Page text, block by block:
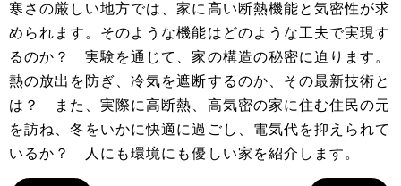
寒さの厳しい地方では、家に高い断熱機能と気密性が求
められます。そのような機能はどのような工夫で実現す
るのか？ 実験を通じて、家の構造の秘密に迫ります。
熱の放出を防ぎ、冷気を遮断するのか、その最新技術と
は？ また、実際に高断熱、高気密の家に住む住民の元
を訪ね、冬をいかに快適に過ごし、電気代を抑えられて
いるか？ 人にも環境にも優しい家を紹介します。